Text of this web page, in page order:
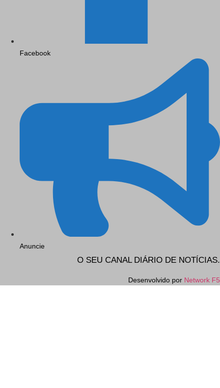
Facebook
Anuncie
O SEU CANAL DIÁRIO DE NOTÍCIAS.
Desenvolvido por Network F5